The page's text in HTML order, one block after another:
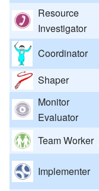
Resource
Investigator
Coordinator
Shaper
Monitor
Evaluator
Team Worker
Implementer